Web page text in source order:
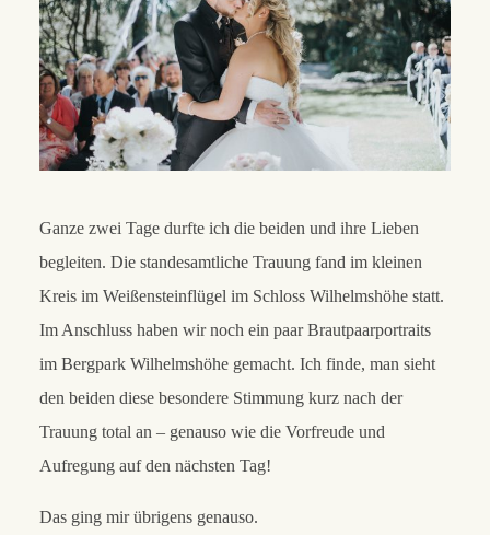
Ganze zwei Tage durfte ich die beiden und ihre Lieben
begleiten. Die standesamtliche Trauung fand im kleinen
Kreis im Weißensteinflügel im Schloss Wilhelmshöhe statt.
Im Anschluss haben wir noch ein paar Brautpaarportraits
im Bergpark Wilhelmshöhe gemacht. Ich finde, man sieht
den beiden diese besondere Stimmung kurz nach der
Trauung total an – genauso wie die Vorfreude und
Aufregung auf den nächsten Tag!
Das ging mir übrigens genauso.